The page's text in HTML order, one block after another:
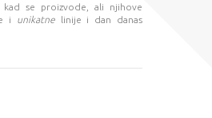
se proizvode, ali njihove
i
unikatne
linije i dan danas